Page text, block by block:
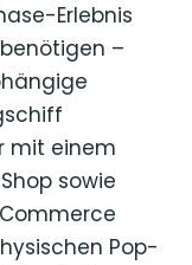
Erlebnis
–
mit einem
sowie
Pop-